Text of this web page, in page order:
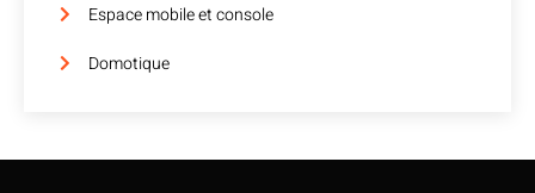
Espace mobile et console
Domotique